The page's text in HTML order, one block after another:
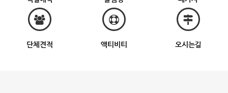
단체견적 액티비티 오시는길